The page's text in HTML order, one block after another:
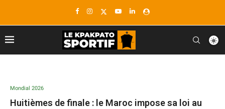
Mondial 2026
Huitièmes de finale : le Maroc impose sa loi au